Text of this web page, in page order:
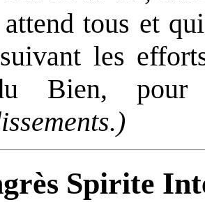
tous et
les
Bien,
Spirite